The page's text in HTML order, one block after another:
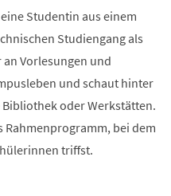
Studentin aus einem
Studiengang als
Vorlesungen und
und schaut hinter
Bibliothek oder Werkstätten.
Rahmenprogramm, bei dem
triffst.